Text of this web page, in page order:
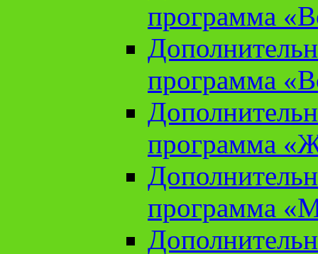
программа
программа
программа
программа